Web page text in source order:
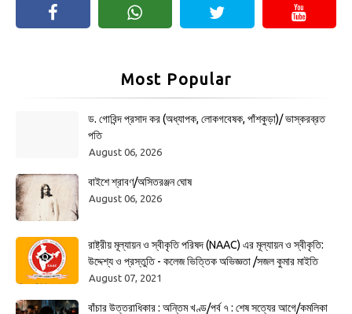
Most Popular
ড. গোবিন্দ প্রসাদ কর (অধ্যাপক, লোকগবেষক, পাঁশকুড়া)/ ভাস্করব্রত
পতি
August 06, 2026
বাইশে শ্রাবণ/অসিতরঞ্জন ঘোষ
August 06, 2026
রাষ্ট্রীয় মূল্যায়ন ও স্বীকৃতি পরিষদ (NAAC) এর মূল্যায়ন ও স্বীকৃতি:
উদ্দেশ্য ও প্রস্তুতি - কলেজ ভিত্তিক অভিজ্ঞতা /সজল কুমার মাইতি
August 07, 2021
বাঁচার উত্তরাধিকার : অন্তিম খণ্ড/পর্ব ৭ : শেষ সত্যের আগে/কমলিকা